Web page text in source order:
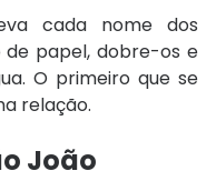
cada nome dos
papel, dobre-os e
O primeiro que se
relação.
João